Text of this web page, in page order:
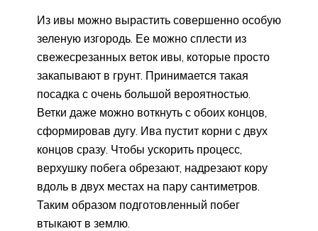
Из ивы можно вырастить совершенно особую
зеленую изгородь. Ее можно сплести из
свежесрезанных веток ивы, которые просто
закапывают в грунт. Принимается такая
посадка с очень большой вероятностью.
Ветки даже можно воткнуть с обоих концов,
сформировав дугу. Ива пустит корни с двух
концов сразу. Чтобы ускорить процесс,
верхушку побега обрезают, надрезают кору
вдоль в двух местах на пару сантиметров.
Таким образом подготовленный побег
втыкают в землю.